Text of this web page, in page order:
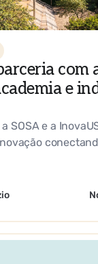
com
e
SOSA e a